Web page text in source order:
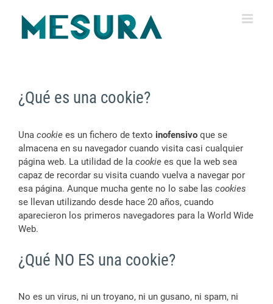
contenido
¿Qué es una cookie?
Una cookie es un fichero de texto inofensivo que se
almacena en su navegador cuando visita casi cualquier
página web. La utilidad de la cookie es que la web sea
capaz de recordar su visita cuando vuelva a navegar por
esa página. Aunque mucha gente no lo sabe las cookies
se llevan utilizando desde hace 20 años, cuando
aparecieron los primeros navegadores para la World Wide
Web.
¿Qué NO ES una cookie?
No es un virus, ni un troyano, ni un gusano, ni spam, ni